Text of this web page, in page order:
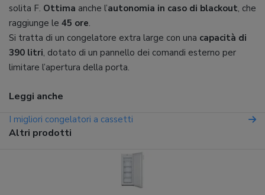
solita F. Ottima anche l’autonomia in caso di blackout, che
raggiunge le 45 ore.
Si tratta di un congelatore extra large con una capacità di
390 litri, dotato di un pannello dei comandi esterno per
limitare l’apertura della porta.
Leggi anche
I migliori congelatori a cassetti
Altri prodotti